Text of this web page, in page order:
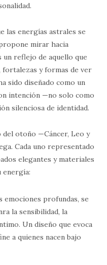
las energías astrales se
mirar hacia
reflejo de aquello que
fortalezas y formas de ver
sido diseñado como un
intención —no solo como
silenciosa de identidad.
del otoño —Cáncer, Leo y
Cada uno representado
elegantes y materiales
energía:
emociones profundas, se
la sensibilidad, la
Un diseño que evoca
a quienes nacen bajo